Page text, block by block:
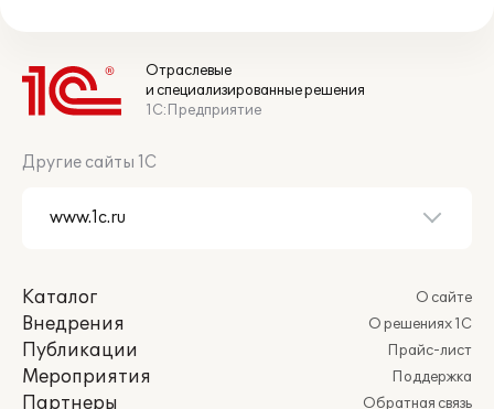
Отраслевые
и специализированные решения
1С:Предприятие
Другие сайты 1С
Каталог
Внедрения
Публикации
Мероприятия
Партнеры
О сайте
О решениях 1С
Прайс-лист
Поддержка
Обратная связь